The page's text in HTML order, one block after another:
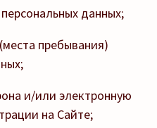
данных;
пребывания)
и/или электронную
на Сайте;